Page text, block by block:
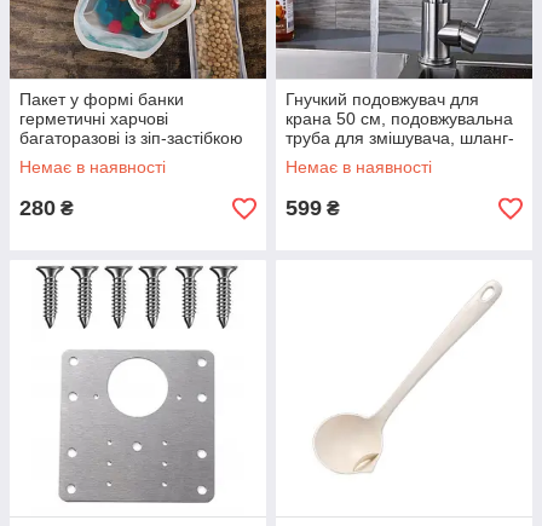
Пакет у формі банки
герметичні харчові
багаторазові із зіп-застібкою
Mason розмір XL (500ml) - 4
шт Код 38-0004
Немає в наявності
280 ₴
Гнучкий подовжувач для
крана 50 см, подовжувальна
труба для змішувача, шланг-
подвжувач чорний Код 66-
0005
Немає в наявності
599 ₴